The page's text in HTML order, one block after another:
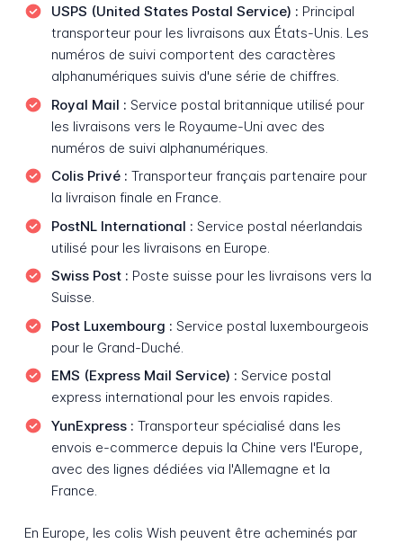
USPS (United States Postal Service) : Principal
transporteur pour les livraisons aux États-Unis. Les
numéros de suivi comportent des caractères
alphanumériques suivis d'une série de chiffres.
Royal Mail : Service postal britannique utilisé pour
les livraisons vers le Royaume-Uni avec des
numéros de suivi alphanumériques.
Colis Privé : Transporteur français partenaire pour
la livraison finale en France.
PostNL International : Service postal néerlandais
utilisé pour les livraisons en Europe.
Swiss Post : Poste suisse pour les livraisons vers la
Suisse.
Post Luxembourg : Service postal luxembourgeois
pour le Grand-Duché.
EMS (Express Mail Service) : Service postal
express international pour les envois rapides.
YunExpress : Transporteur spécialisé dans les
envois e-commerce depuis la Chine vers l'Europe,
avec des lignes dédiées via l'Allemagne et la
France.
En Europe, les colis Wish peuvent être acheminés par